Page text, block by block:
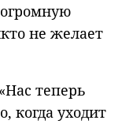
не желает
теперь
когда уходит